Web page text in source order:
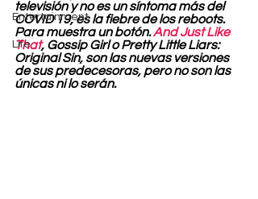
Entertainment
Life
televisión y no es un síntoma más del
COVID 19, es la fiebre de los reboots.
Para muestra un botón. And Just Like
That, Gossip Girl o Pretty Little Liars:
Original Sin, son las nuevas versiones
de sus predecesoras, pero no son las
únicas ni lo serán.